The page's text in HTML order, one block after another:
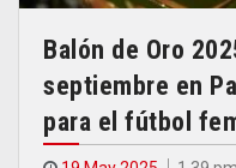
Balón de Oro
septiembre en
para el fútbol